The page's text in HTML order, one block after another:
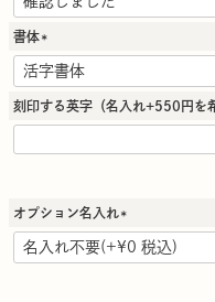
書体
必
須
刻印する英字（名入れ+550円を
オプション名入れ